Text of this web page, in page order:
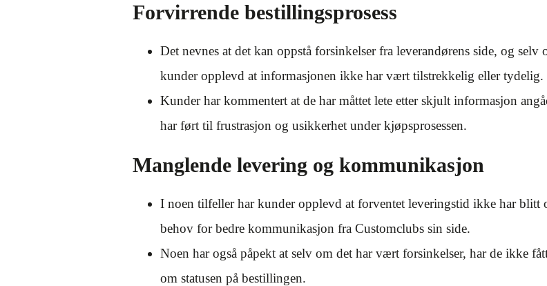
Forvirrende bestillingsprosess
Det nevnes at det kan oppstå forsinkelser fra leverandørens side, og
kunder opplevd at informasjonen ikke har vært tilstrekkelig eller tydelig.
Kunder har kommentert at de har måttet lete etter skjult informasjon
har ført til frustrasjon og usikkerhet under kjøpsprosessen.
Manglende levering og kommunikasjon
I noen tilfeller har kunder opplevd at forventet leveringstid ikke har blitt
behov for bedre kommunikasjon fra Customclubs sin side.
Noen har også påpekt at selv om det har vært forsinkelser, har de ikke
om statusen på bestillingen.